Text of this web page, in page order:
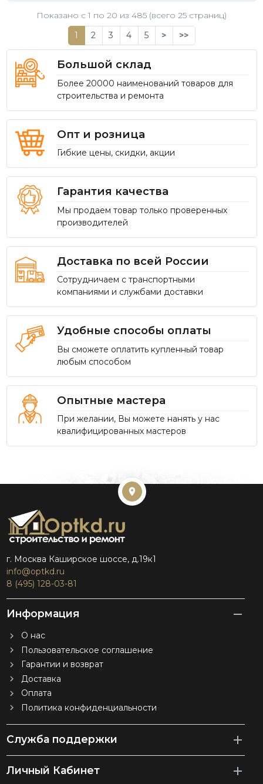
Показано с 1 по 20 из 485 (всего 25 страниц)
1
2 3 4 5 > >>
Большой склад
Более 20000 наименований товаров для
строительства и ремонта
Опт и розница
Гибкие цены, скидки, акции
Гарантия качества
Мы продаем товар только проверенных
производителей
Доставка по всей России
Сотрудничаем с транспортными
компаниями и службами доставки
Удобные способы оплаты
Вы сможете оплатить купленный товар
любым способом
Опытные мастера
При желании, Вы можете нанять у нас
квалифицированных мастеров
г. Москва Каширское шоссе, д.19к1
info@optkd.ru
8 (495) 128-03-81
Информация
О нас
Пользовательское соглашение
Гарантии и возврат
Доставка
Оплата
Политика конфиденциальности
Служба поддержки
Личный Кабинет